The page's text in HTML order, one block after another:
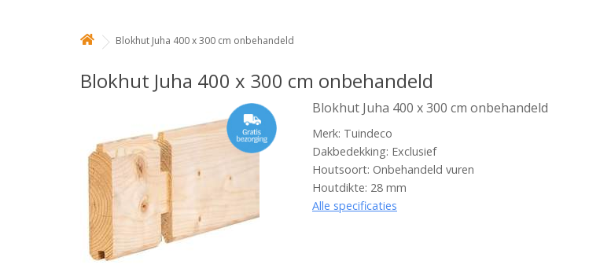
Blokhut Juha 400 x 300 cm onbehandeld
Blokhut Juha 400 x 300 cm onbehandeld
Blokhut Juha 400 x 300 cm onbehandeld
Merk: Tuindeco
Dakbedekking: Exclusief
Houtsoort: Onbehandeld vuren
Houtdikte: 28 mm
Alle specificaties